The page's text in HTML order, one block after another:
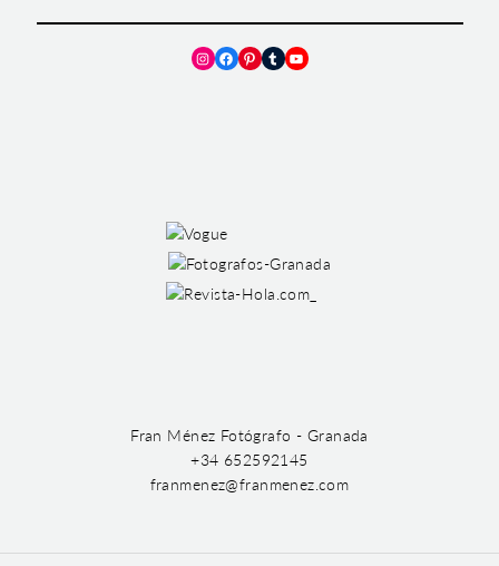
Instagram
Facebook
Pinterest
TumblrYouTube
Fran Ménez Fotógrafo - Granada
+34 652592145
franmenez@franmenez.com